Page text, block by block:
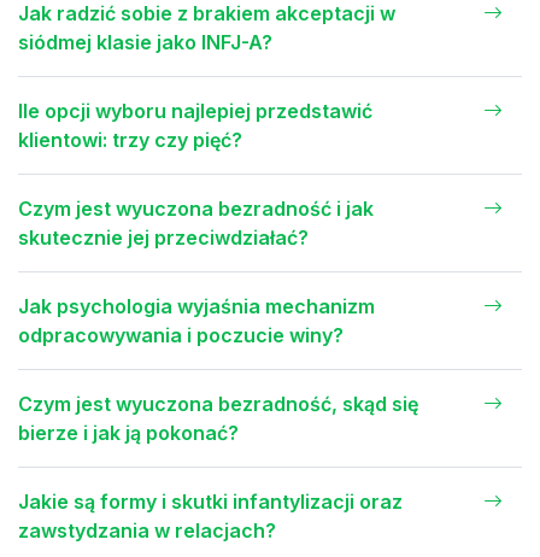
Jak radzić sobie z brakiem akceptacji w
siódmej klasie jako INFJ-A?
Ile opcji wyboru najlepiej przedstawić
klientowi: trzy czy pięć?
Czym jest wyuczona bezradność i jak
skutecznie jej przeciwdziałać?
Jak psychologia wyjaśnia mechanizm
odpracowywania i poczucie winy?
Czym jest wyuczona bezradność, skąd się
bierze i jak ją pokonać?
Jakie są formy i skutki infantylizacji oraz
zawstydzania w relacjach?